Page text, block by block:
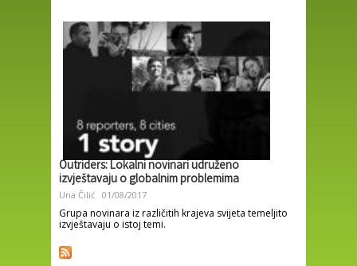
Outriders: Lokalni novinari udruženo
izvještavaju o globalnim problemima
Una Čilić 01/08/2017
Grupa novinara iz različitih krajeva svijeta temeljito
izvještavaju o istoj temi.